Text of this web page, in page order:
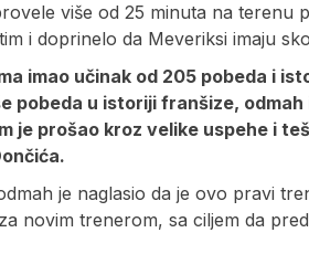
više od 25 minuta na terenu
i doprinelo da Meveriksi imaju
imao učinak od 205 pobeda i
u istoriji franšize, odmah
je prošao kroz velike uspehe i
je naglasio da je ovo pravi
novim trenerom, sa ciljem da